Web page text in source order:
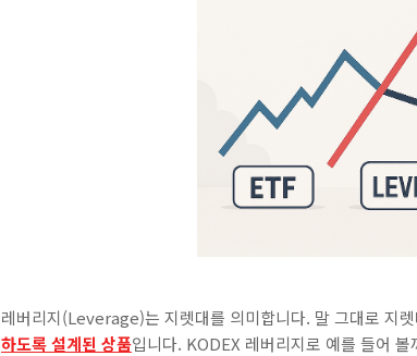
레버리지(Leverage)는 지렛대를 의미합니다. 말 그대로 지
하도록 설계된 상품입니다. KODEX 레버리지로 예를 들어